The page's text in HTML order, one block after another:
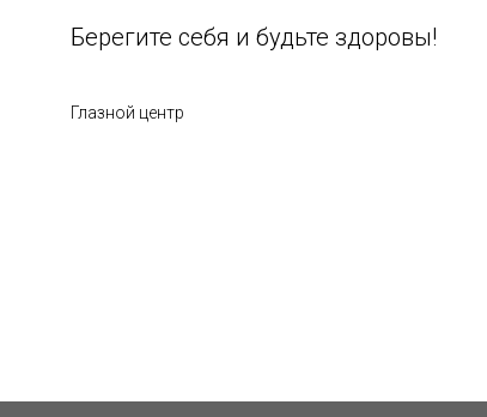
Берегите себя и будьте здоровы!
Глазной центр